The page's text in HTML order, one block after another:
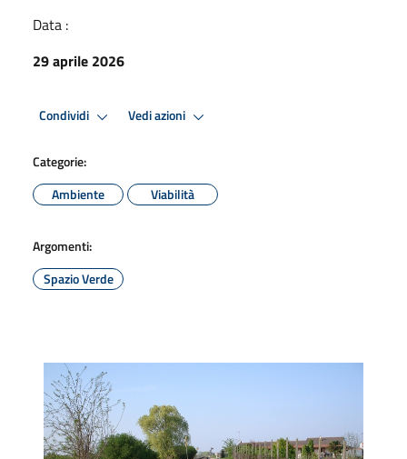
Data :
29 aprile 2026
Condividi Vedi azioni
Categorie:
Ambiente
Viabilità
Argomenti:
Spazio Verde